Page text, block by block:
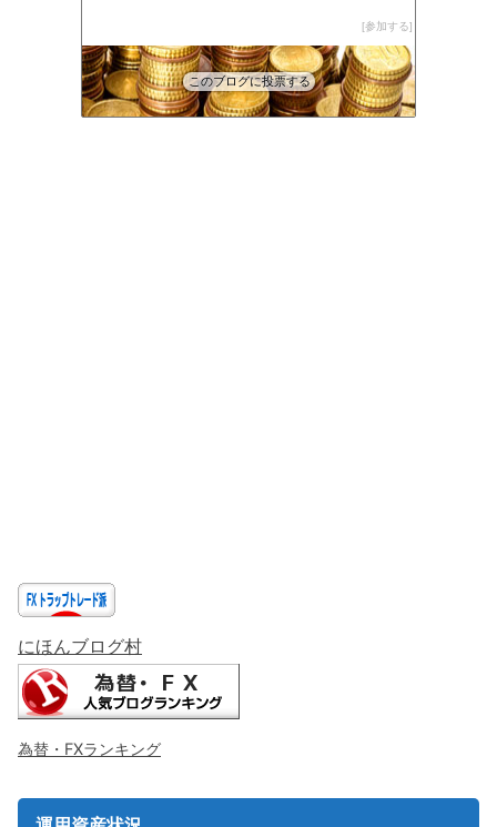
参加する
このブログに投票する
にほんブログ村
為替・FXランキング